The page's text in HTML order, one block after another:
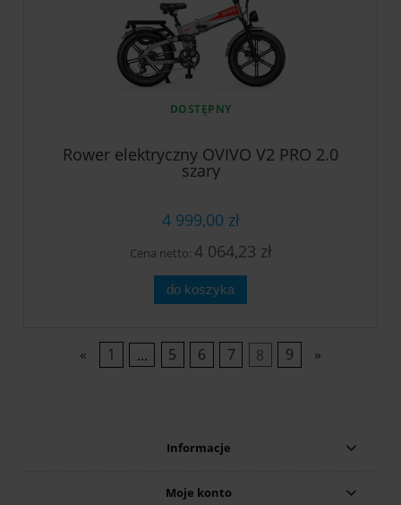
DOSTĘPNY
Rower elektryczny OVIVO V2 PRO 2.0
szary
4 999,00 zł
Cena netto: 4 064,23 zł
do koszyka
« 1 ... 5 6 7 8 9 »
Informacje
Moje konto